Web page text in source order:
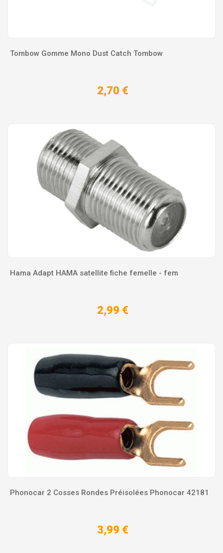
Tombow Gomme Mono Dust Catch Tombow
2,70 €
Hama Adapt HAMA satellite fiche femelle - fem
2,99 €
Phonocar 2 Cosses Rondes Préisolées Phonocar 42181
3,99 €